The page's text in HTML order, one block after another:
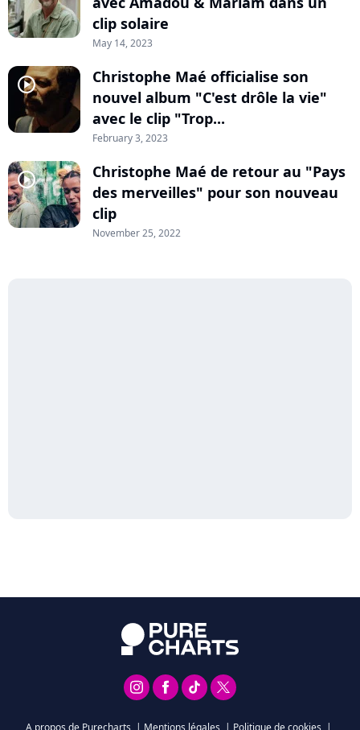
clip solaire
May 14, 2023
player2
Christophe Maé officialise son
nouvel album "C'est drôle la vie"
avec le clip "Trop...
February 3, 2023
player2
Christophe Maé de retour au "Pays
des merveilles" pour son nouveau
clip
November 25, 2022
A propos de Purecharts | Mentions légales | Politique de cookies |